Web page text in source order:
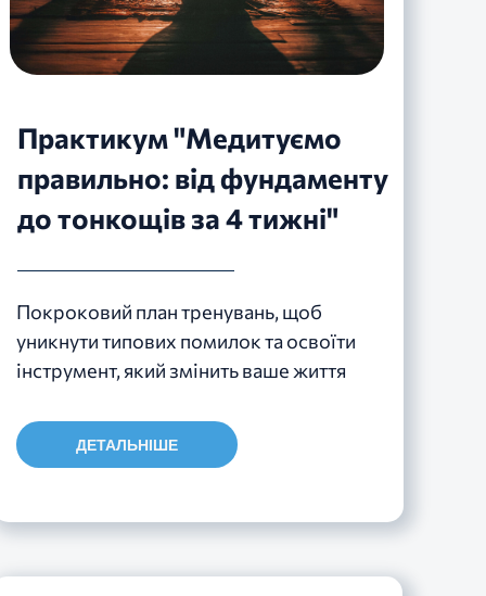
ДЕТАЛЬНІШЕ
Практикум "Медитуємо
правильно: від фундаменту
до тонкощів за 4 тижні"
Покроковий план тренувань, щоб
уникнути типових помилок та освоїти
інструмент, який змінить ваше життя